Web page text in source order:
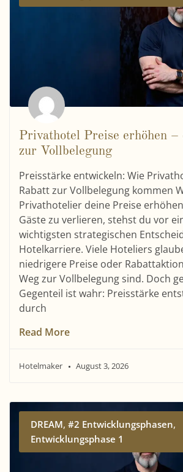
Privathotel Preise erhöhen –
zur Vollbelegung
Preisstärke entwickeln: Wie
Rabatt zur Vollbelegung kommen
Privathotelier deine Preise
Gäste zu verlieren, stehst du vor
wichtigsten strategischen
Hotelkarriere. Viele Hoteliers
niedrigere Preise oder
Weg zur Vollbelegung sind. Doch
Gegenteil ist wahr: Preisstärke
durch
Read More
Hotelmaker August 3, 2026
DREAM,#2 Entwicklungsphasen,
Entwicklungsphase 1